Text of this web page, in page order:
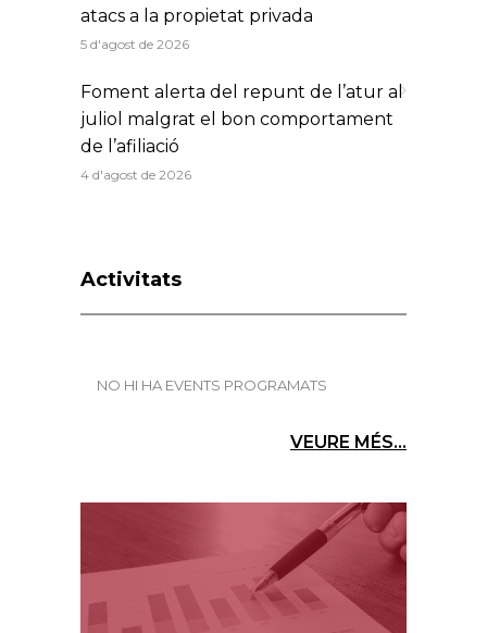
atacs a la propietat privada
5 d'agost de 2026
Foment alerta del repunt de l’atur al
juliol malgrat el bon comportament
de l’afiliació
4 d'agost de 2026
Activitats
NO HI HA EVENTS PROGRAMATS
VEURE MÉS...